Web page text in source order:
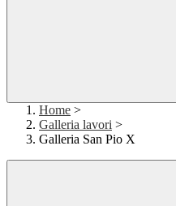
Home >
Galleria lavori >
Galleria San Pio X